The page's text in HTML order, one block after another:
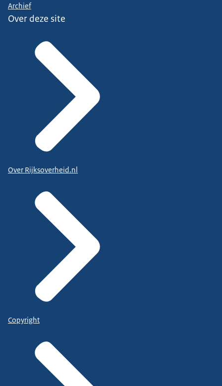
Archief
Over deze site
Over Rijksoverheid.nl
Copyright